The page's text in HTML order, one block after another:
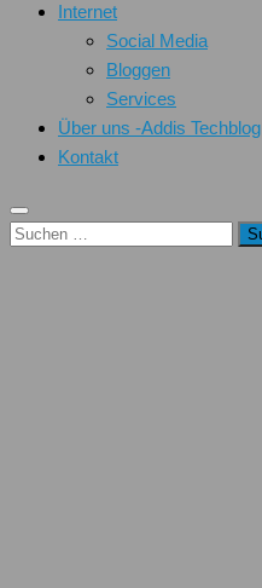
Internet
Social Media
Bloggen
Services
Über uns -Addis Techblog
Kontakt
Suchen